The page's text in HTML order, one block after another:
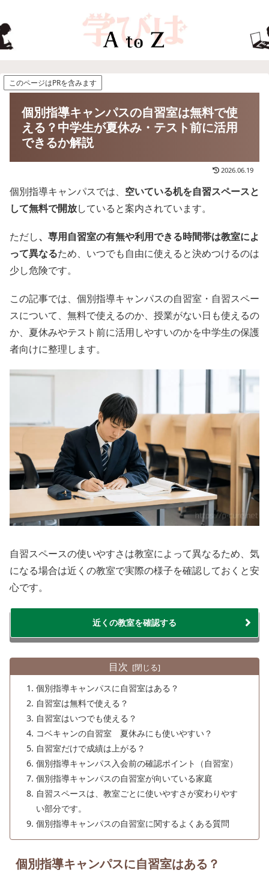
このページはPRを含みます
個別指導キャンパスの自習室は無料で使
える？中学生が夏休み・テスト前に活用
できるか解説
2026.06.19
個別指導キャンパスでは、 空いている机を自習スペースと
して無料で開放していると案内されています。
ただし、専用自習室の有無や利用できる時間帯は教室によ
って異なるため、いつでも自由に使えると決めつけるのは
少し危険です。
この記事では、個別指導キャンパスの自習室・自習スペー
スについて、無料で使えるのか、授業がない日も使えるの
か、夏休みやテスト前に活用しやすいのかを中学生の保護
者向けに整理します。
自習スペースの使いやすさは教室によって異なるため、気
になる場合は近くの教室で実際の様子を確認しておくと安
心です。
近くの教室を確認する
目次
個別指導キャンパスに自習室はある？
自習室は無料で使える？
自習室はいつでも使える？
コベキャンの自習室 夏休みにも使いやすい？
自習室だけで成績は上がる？
個別指導キャンパス入会前の確認ポイント（自習室）
個別指導キャンパスの自習室が向いている家庭
自習スペースは、教室ごとに使いやすさが変わりやす
い部分です。
個別指導キャンパスの自習室に関するよくある質問
個別指導キャンパスに自習室はある？